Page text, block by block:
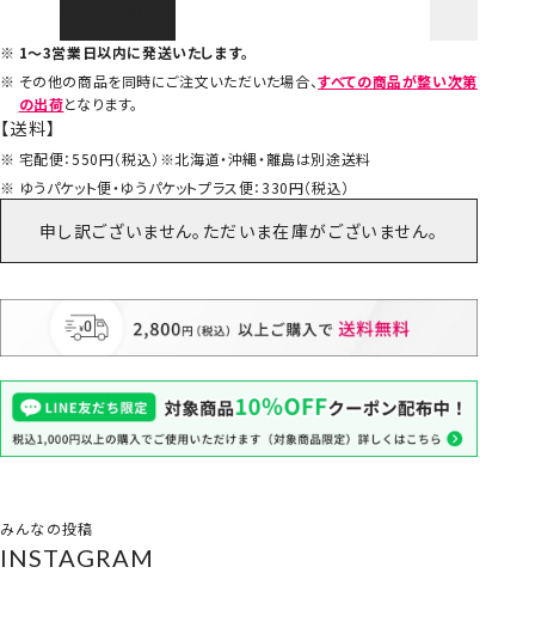
1～3営業日以内に発送いたします。
その他の商品を同時にご注文いただいた場合、すべての商品が整い次第
の出荷となります。
【送料】
宅配便：550円（税込）※北海道・沖縄・離島は別途送料
ゆうパケット便・ゆうパケットプラス便：330円（税込）
申し訳ございません。ただいま在庫がございません。
みんなの投稿
INSTAGRAM